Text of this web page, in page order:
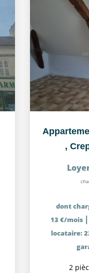
,
dont
13 €/mois
locataire:
2